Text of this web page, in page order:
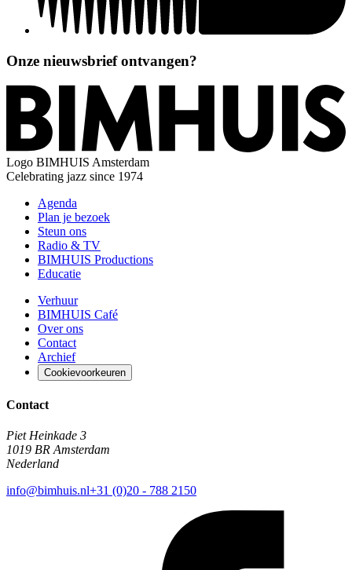
Onze nieuwsbrief ontvangen?
Logo BIMHUIS Amsterdam
Celebrating jazz since 1974
Agenda
Plan je bezoek
Steun ons
Radio & TV
BIMHUIS Productions
Educatie
Verhuur
BIMHUIS Café
Over ons
Contact
Archief
Cookievoorkeuren
Contact
Piet Heinkade 3
1019 BR Amsterdam
Nederland
info@bimhuis.nl+31 (0)20 - 788 2150